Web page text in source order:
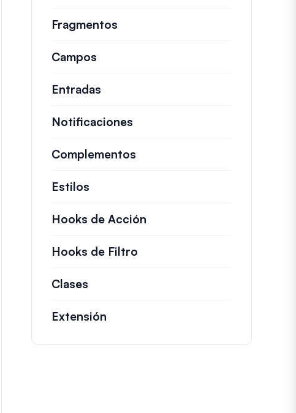
Fragmentos
Campos
Entradas
Notificaciones
Complementos
Estilos
Hooks de Acción
Hooks de Filtro
Clases
Extensión